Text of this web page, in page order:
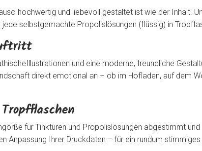
hochwertig und liebevoll gestaltet ist wie der Inhalt.
selbstgemachte Propolislösungen (flüssig) in
und eine moderne, freundliche
direkt emotional an – ob im Hofladen, auf dem
für Tinkturen und Propolislösungen abgestimmt
Anpassung Ihrer Druckdaten – für ein rundum